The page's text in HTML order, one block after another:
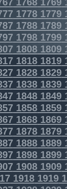
17781779
17881789
17981799
18081809
18181819
18281829
18381839
18481849
18581859
18681869
18781879
18881889
18981899
19081909
19181919